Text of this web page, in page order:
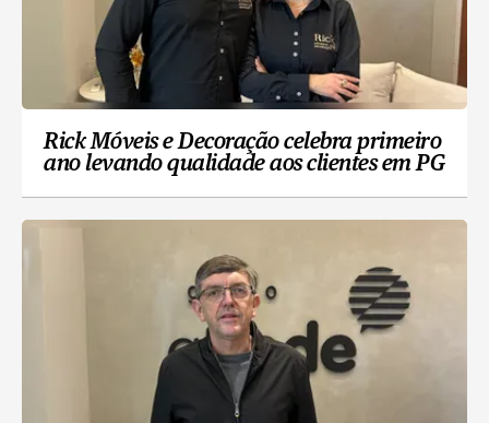
Rick Móveis e Decoração celebra primeiro
ano levando qualidade aos clientes em PG